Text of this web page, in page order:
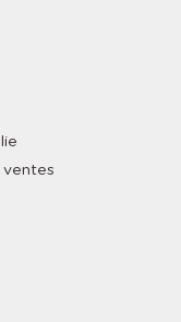
ventes